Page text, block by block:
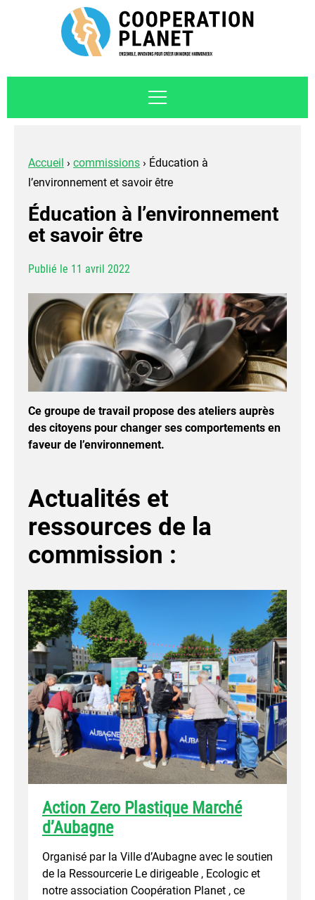
Accueil › commissions › Éducation à
l’environnement et savoir être
Éducation à l’environnement
et savoir être
Publié le 11 avril 2022
Ce groupe de travail propose des ateliers auprès
des citoyens pour changer ses comportements en
faveur de l’environnement.
Actualités et
ressources de la
commission :
Action Zero Plastique Marché
d’Aubagne
Organisé par la Ville d’Aubagne avec le soutien
de la Ressourcerie Le dirigeable , Ecologic et
notre association Coopération Planet , ce